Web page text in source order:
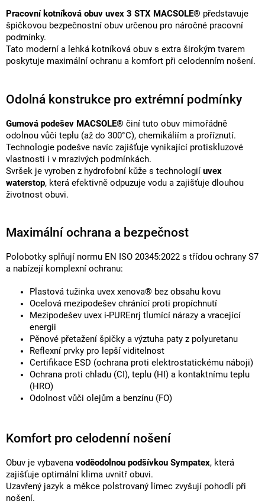
Pracovní kotníková obuv uvex 3 STX MACSOLE® představuje
špičkovou bezpečnostní obuv určenou pro náročné pracovní
podmínky.
Tato moderní a lehká kotníková obuv s extra širokým tvarem
poskytuje maximální ochranu a komfort při celodenním nošení.
Odolná konstrukce pro extrémní podmínky
Gumová podešev MACSOLE® činí tuto obuv mimořádně
odolnou vůči teplu (až do 300°C), chemikáliím a proříznutí.
Technologie podešve navíc zajišťuje vynikající protiskluzové
vlastnosti i v mrazivých podmínkách.
Svršek je vyroben z hydrofobní kůže s technologií uvex
waterstop, která efektivně odpuzuje vodu a zajišťuje dlouhou
životnost obuvi.
Maximální ochrana a bezpečnost
Polobotky splňují normu EN ISO 20345:2022 s třídou ochrany S7
a nabízejí komplexní ochranu:
Plastová tužinka uvex xenova® bez obsahu kovu
Ocelová mezipodešev chránící proti propíchnutí
Mezipodešev uvex i-PUREnrj tlumící nárazy a vracející
energii
Pěnové přetažení špičky a výztuha paty z polyuretanu
Reflexní prvky pro lepší viditelnost
Certifikace ESD (ochrana proti elektrostatickému náboji)
Ochrana proti chladu (CI), teplu (HI) a kontaktnímu teplu
(HRO)
Odolnost vůči olejům a benzínu (FO)
Komfort pro celodenní nošení
Obuv je vybavena voděodolnou podšívkou Sympatex, která
zajišťuje optimální klima uvnitř obuvi.
Uzavřený jazyk a měkce polstrovaný límec zvyšují pohodlí při
nošení.